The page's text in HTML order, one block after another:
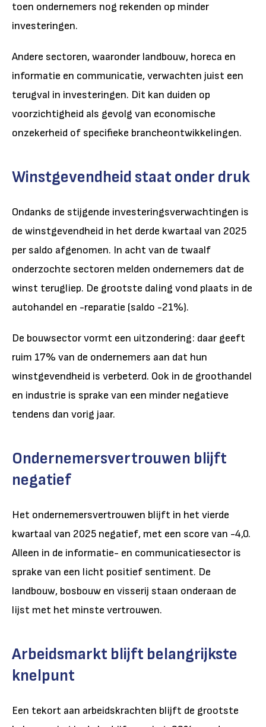
toen ondernemers nog rekenden op minder
investeringen.
Andere sectoren, waaronder landbouw, horeca en
informatie en communicatie, verwachten juist een
terugval in investeringen. Dit kan duiden op
voorzichtigheid als gevolg van economische
onzekerheid of specifieke brancheontwikkelingen.
Winstgevendheid staat onder druk
Ondanks de stijgende investeringsverwachtingen is
de winstgevendheid in het derde kwartaal van 2025
per saldo afgenomen. In acht van de twaalf
onderzochte sectoren melden ondernemers dat de
winst terugliep. De grootste daling vond plaats in de
autohandel en -reparatie (saldo -21%).
De bouwsector vormt een uitzondering: daar geeft
ruim 17% van de ondernemers aan dat hun
winstgevendheid is verbeterd. Ook in de groothandel
en industrie is sprake van een minder negatieve
tendens dan vorig jaar.
Ondernemersvertrouwen blijft
negatief
Het ondernemersvertrouwen blijft in het vierde
kwartaal van 2025 negatief, met een score van -4,0.
Alleen in de informatie- en communicatiesector is
sprake van een licht positief sentiment. De
landbouw, bosbouw en visserij staan onderaan de
lijst met het minste vertrouwen.
Arbeidsmarkt blijft belangrijkste
knelpunt
Een tekort aan arbeidskrachten blijft de grootste